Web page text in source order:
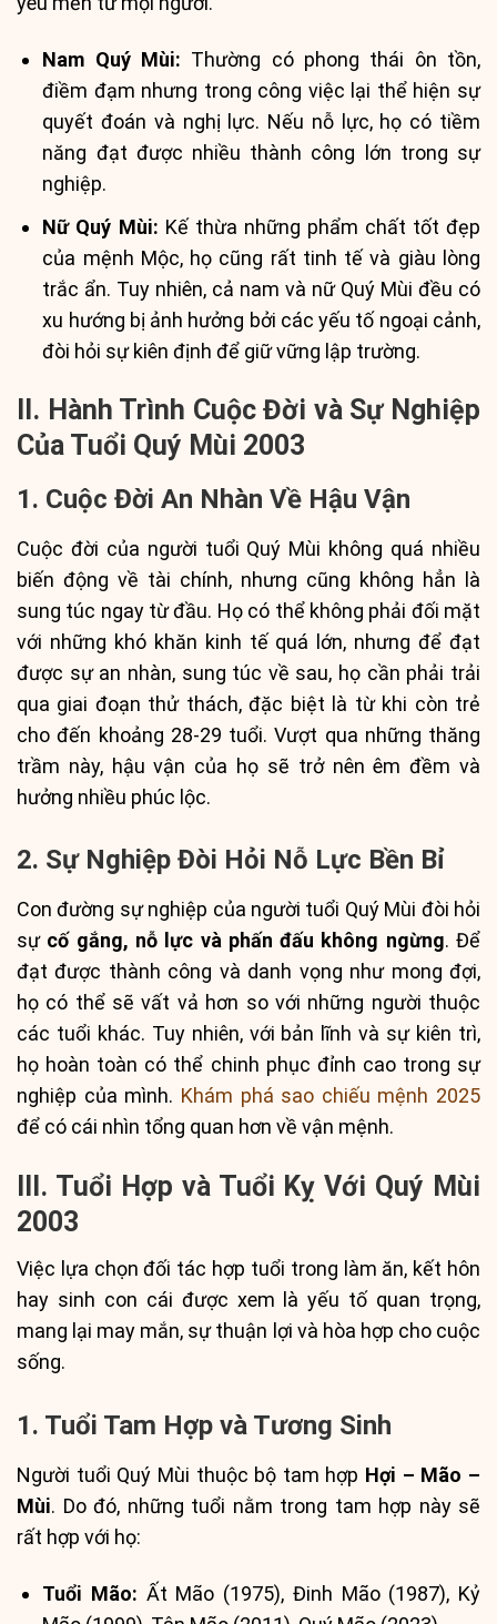
Nam Quý Mùi: Thường có phong thái ôn tồn,
điềm đạm nhưng trong công việc lại thể hiện sự
quyết đoán và nghị lực. Nếu nỗ lực, họ có tiềm
năng đạt được nhiều thành công lớn trong sự
nghiệp.
Nữ Quý Mùi: Kế thừa những phẩm chất tốt đẹp
của mệnh Mộc, họ cũng rất tinh tế và giàu lòng
trắc ẩn. Tuy nhiên, cả nam và nữ Quý Mùi đều có
xu hướng bị ảnh hưởng bởi các yếu tố ngoại cảnh,
đòi hỏi sự kiên định để giữ vững lập trường.
II. Hành Trình Cuộc Đời và Sự Nghiệp
Của Tuổi Quý Mùi 2003
1. Cuộc Đời An Nhàn Về Hậu Vận
Cuộc đời của người tuổi Quý Mùi không quá nhiều
biến động về tài chính, nhưng cũng không hẳn là
sung túc ngay từ đầu. Họ có thể không phải đối mặt
với những khó khăn kinh tế quá lớn, nhưng để đạt
được sự an nhàn, sung túc về sau, họ cần phải trải
qua giai đoạn thử thách, đặc biệt là từ khi còn trẻ
cho đến khoảng 28-29 tuổi. Vượt qua những thăng
trầm này, hậu vận của họ sẽ trở nên êm đềm và
hưởng nhiều phúc lộc.
2. Sự Nghiệp Đòi Hỏi Nỗ Lực Bền Bỉ
Con đường sự nghiệp của người tuổi Quý Mùi đòi hỏi
sự cố gắng, nỗ lực và phấn đấu không ngừng. Để
đạt được thành công và danh vọng như mong đợi,
họ có thể sẽ vất vả hơn so với những người thuộc
các tuổi khác. Tuy nhiên, với bản lĩnh và sự kiên trì,
họ hoàn toàn có thể chinh phục đỉnh cao trong sự
nghiệp của mình. Khám phá sao chiếu mệnh 2025
để có cái nhìn tổng quan hơn về vận mệnh.
III. Tuổi Hợp và Tuổi Kỵ Với Quý Mùi
2003
Việc lựa chọn đối tác hợp tuổi trong làm ăn, kết hôn
hay sinh con cái được xem là yếu tố quan trọng,
mang lại may mắn, sự thuận lợi và hòa hợp cho cuộc
sống.
1. Tuổi Tam Hợp và Tương Sinh
Người tuổi Quý Mùi thuộc bộ tam hợp Hợi – Mão –
Mùi. Do đó, những tuổi nằm trong tam hợp này sẽ
rất hợp với họ:
Tuổi Mão: Ất Mão (1975), Đinh Mão (1987), Kỷ